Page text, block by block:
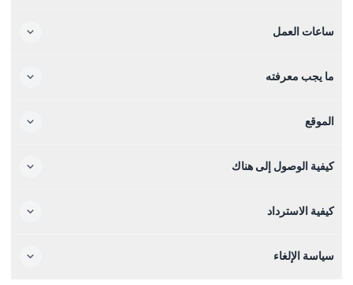
ساعات العمل
ما يجب معرفته
الموقع
كيفية الوصول إلى هناك
كيفية الاسترداد
سياسة الإلغاء